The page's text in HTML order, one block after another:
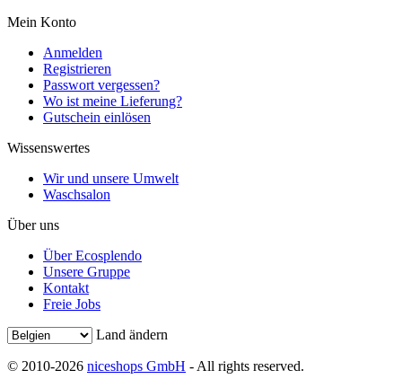
Mein Konto
Anmelden
Registrieren
Passwort vergessen?
Wo ist meine Lieferung?
Gutschein einlösen
Wissenswertes
Wir und unsere Umwelt
Waschsalon
Über uns
Über Ecosplendo
Unsere Gruppe
Kontakt
Freie Jobs
Land ändern
© 2010-2026 niceshops GmbH - All rights reserved.